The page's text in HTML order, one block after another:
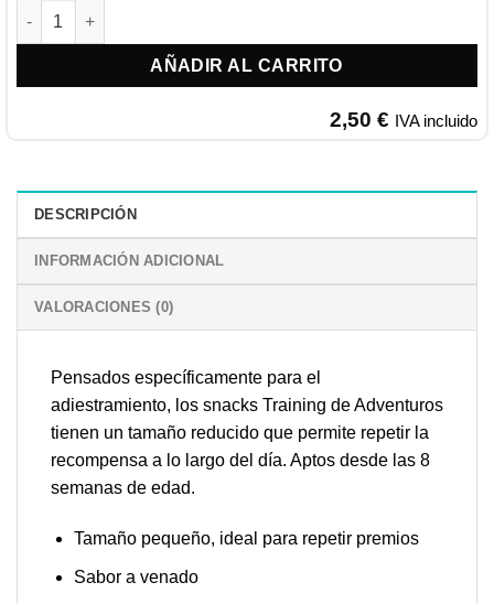
Snacks Training Venado para Perros 115g | Adventuros Purina
AÑADIR AL CARRITO
2,50 € IVA incluido
DESCRIPCIÓN
INFORMACIÓN ADICIONAL
VALORACIONES (0)
Pensados específicamente para el
adiestramiento, los snacks Training de Adventuros
tienen un tamaño reducido que permite repetir la
recompensa a lo largo del día. Aptos desde las 8
semanas de edad.
Tamaño pequeño, ideal para repetir premios
Sabor a venado